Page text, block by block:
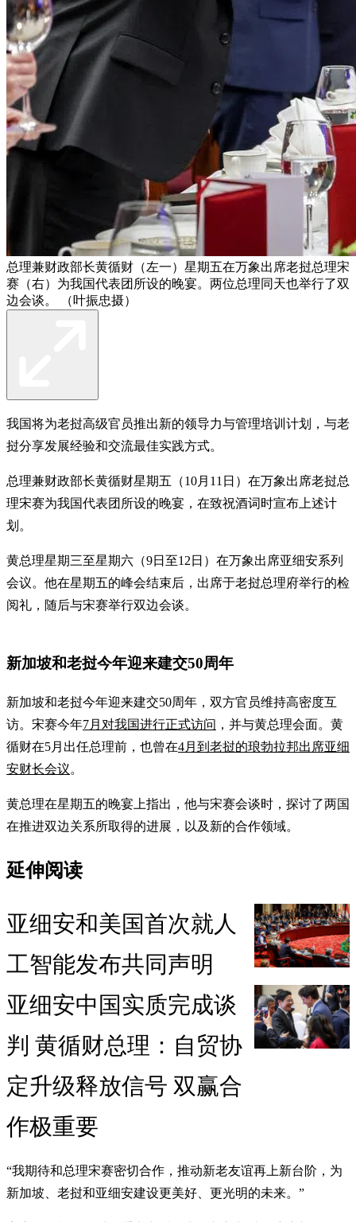
总理兼财政部长黄循财（左一）星期五在万象出席老挝总理宋
赛（右）为我国代表团所设的晚宴。两位总理同天也举行了双
边会谈。 （叶振忠摄）
我国将为老挝高级官员推出新的领导力与管理培训计划，与老
挝分享发展经验和交流最佳实践方式。
总理兼财政部长黄循财星期五（10月11日）在万象出席老挝总
理宋赛为我国代表团所设的晚宴，在致祝酒词时宣布上述计
划。
黄总理星期三至星期六（9日至12日）在万象出席亚细安系列
会议。他在星期五的峰会结束后，出席于老挝总理府举行的检
阅礼，随后与宋赛举行双边会谈。
新加坡和老挝今年迎来建交50周年
新加坡和老挝今年迎来建交50周年，双方官员维持高密度互
访。宋赛今年7月对我国进行正式访问 ，并与黄总理会面。黄
循财在5月出任总理前，也曾在4月到老挝的琅勃拉邦出席亚细
安财长会议。
黄总理在星期五的晚宴上指出，他与宋赛会谈时，探讨了两国
在推进双边关系所取得的进展，以及新的合作领域。
延伸阅读
亚细安和美国首次就人
工智能发布共同声明
亚细安中国实质完成谈
判 黄循财总理：自贸协
定升级释放信号 双赢合
作极重要
“我期待和总理宋赛密切合作，推动新老友谊再上新台阶，为
新加坡、老挝和亚细安建设更美好、更光明的未来。”